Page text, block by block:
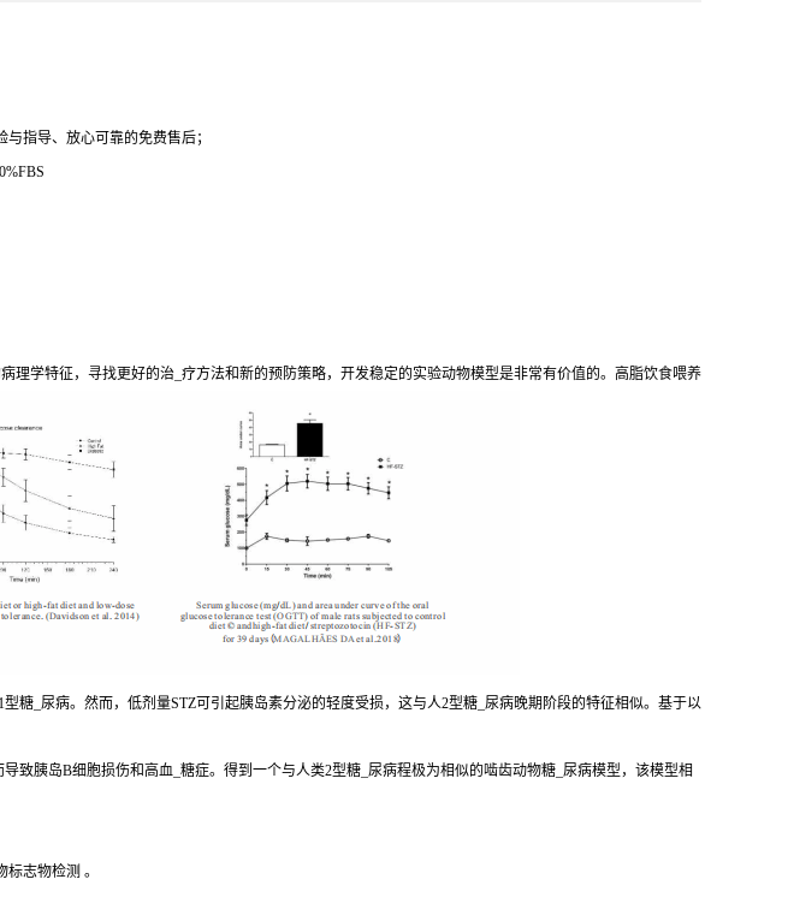
指导、放心可靠的免费售后；
学特征，寻找更好的治_疗方法和新的预防策略，开发稳定的实验动物模型是非常有价值的。高脂饮食喂养
糖_尿病。然而，低剂量STZ可引起胰岛素分泌的轻度受损，这与人2型糖_尿病晚期阶段的特征相似。基于以
胰岛B细胞损伤和高血_糖症。得到一个与人类2型糖_尿病程极为相似的啮齿动物糖_尿病模型，该模型相
志物检测 。